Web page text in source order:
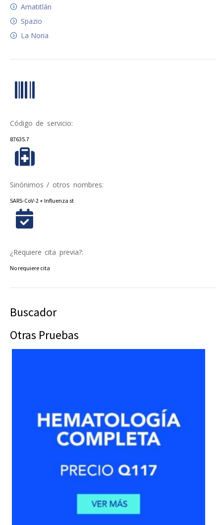
Amatitlán
Spazio
La Noria
Código de servicio:
87635.7
Sinónimos / otros nombres:
SARS-CoV-2 + Influenza st
¿Requiere cita previa?:
No requiere cita
Buscador
Otras Pruebas